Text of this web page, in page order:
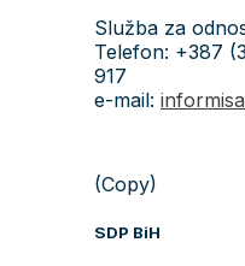
Služba za
Telefon: +387
917
e-mail:
(Copy)
SDP BiH